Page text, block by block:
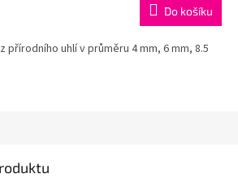
Do košíku
přírodního uhlí v průměru 4 mm, 6 mm, 8.5